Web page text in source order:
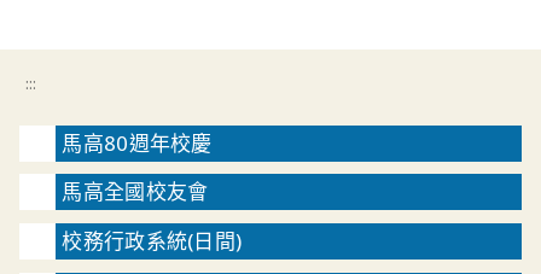
:::
馬高80週年校慶
馬高全國校友會
校務行政系統(日間)